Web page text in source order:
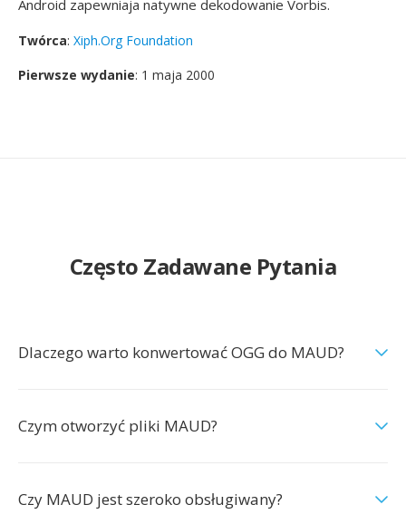
Android zapewniaja natywne dekodowanie Vorbis.
Twórca: Xiph.Org Foundation
Pierwsze wydanie: 1 maja 2000
Często Zadawane Pytania
Dlaczego warto konwertować OGG do MAUD?
Czym otworzyć pliki MAUD?
Czy MAUD jest szeroko obsługiwany?